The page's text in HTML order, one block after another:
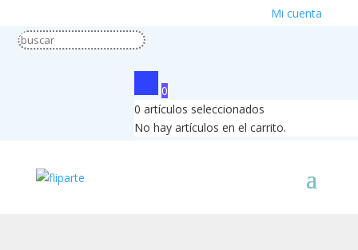
Mi cuenta
0
0 artículos seleccionados
No hay artículos en el carrito.